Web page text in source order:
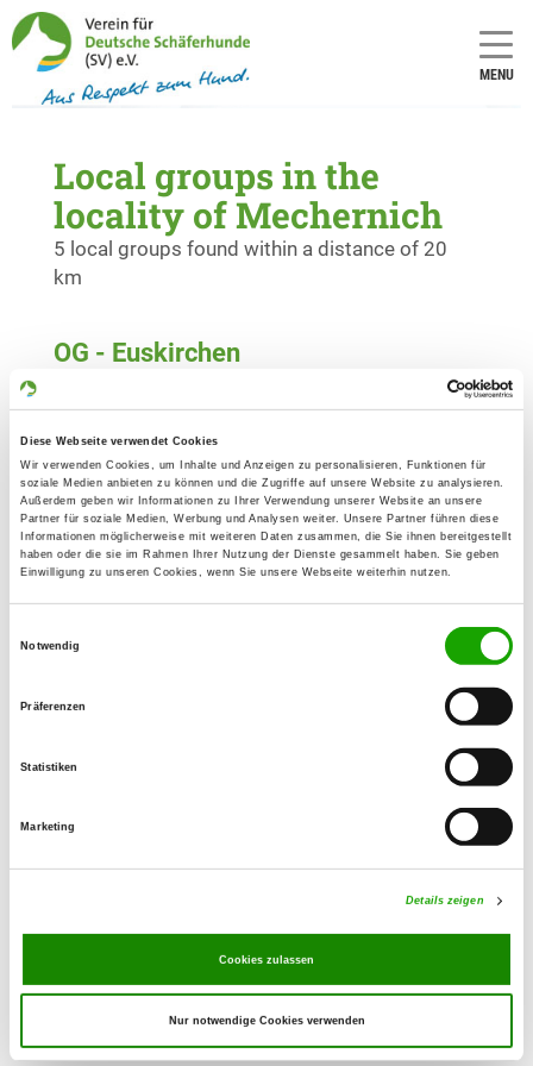
Diese Webseite verwendet Cookies
Wir verwenden Cookies, um Inhalte und Anzeigen zu personalisieren, Funktionen für
soziale Medien anbieten zu können und die Zugriffe auf unsere Website zu analysieren.
Außerdem geben wir Informationen zu Ihrer Verwendung unserer Website an unsere
Partner für soziale Medien, Werbung und Analysen weiter. Unsere Partner führen diese
Informationen möglicherweise mit weiteren Daten zusammen, die Sie ihnen bereitgestellt
haben oder die sie im Rahmen Ihrer Nutzung der Dienste gesammelt haben. Sie geben
Einwilligung zu unseren Cookies, wenn Sie unsere Webseite weiterhin nutzen.
Notwendig
Präferenzen
Statistiken
Marketing
Details zeigen
Cookies zulassen
Nur notwendige Cookies verwenden
MENU
Local groups in the
locality of Mechernich
5 local groups found within a distance of 20
km
OG - Euskirchen
Details
53881 Euskirchen-Billig
OG - Kall-Nordeifel e.V.
Details
Wackerberg 1
53925 Kall
Details
Liststraßen
OG - Mutscheid
OG - Swisttal-Odendorf von 1934
Details